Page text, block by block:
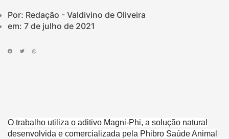
Por: Redação - Valdivino de Oliveira
em: 7 de julho de 2021
O trabalho utiliza o aditivo Magni-Phi, a solução natural
desenvolvida e comercializada pela Phibro Saúde Animal